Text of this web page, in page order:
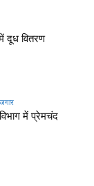
दूध वितरण
में प्रेमचंद